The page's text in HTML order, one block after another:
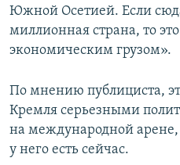
Южной Осетией. Если
миллионная страна, то
экономическим грузом».
По мнению публициста,
Кремля серьезными
на международной арене,
у него есть сейчас.